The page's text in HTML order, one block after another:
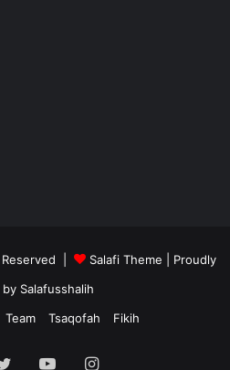
| Salafi Theme | Proudly
by Salafusshalih
Team Tsaqofah Fikih
Twitter YouTubeInstagram